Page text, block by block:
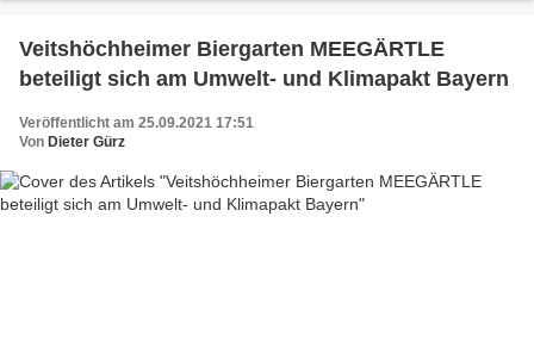
Veitshöchheimer Biergarten MEEGÄRTLE
beteiligt sich am Umwelt- und Klimapakt Bayern
Veröffentlicht am 25.09.2021 17:51
Von Dieter Gürz